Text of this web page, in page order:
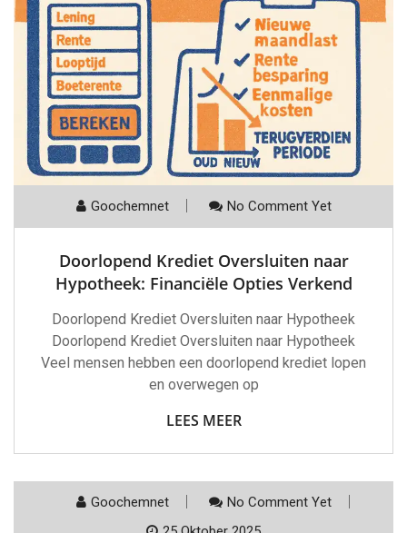
Goochemnet No Comment Yet
Doorlopend Krediet Oversluiten naar
Hypotheek: Financiële Opties Verkend
Doorlopend Krediet Oversluiten naar Hypotheek
Doorlopend Krediet Oversluiten naar Hypotheek
Veel mensen hebben een doorlopend krediet lopen
en overwegen op
LEES MEER
Goochemnet
No Comment Yet